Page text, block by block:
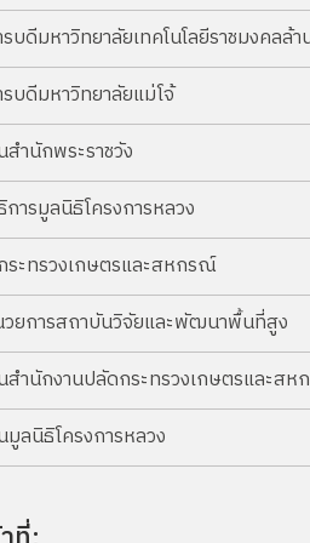
บดีมหาวิทยาลัยเทคโนโลยีราชมงคลล้า
บดีมหาวิทยาลัยแม่โจ้
ำนักพระราชวัง
การมูลนิธิโครงการหลวง
ระทรวงเกษตรและสหกรณ์
ยการสถาบันวิจัยและพัฒนาพื้นที่สูง
ำนักงานปลัดกระทรวงเกษตรและส
ลนิธิโครงการหลวง